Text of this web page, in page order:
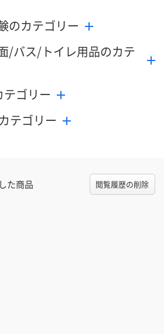
のカテゴリー
/バス/トイレ用品のカテ
ゴリー
テゴリー
た商品 閲覧履歴の削除